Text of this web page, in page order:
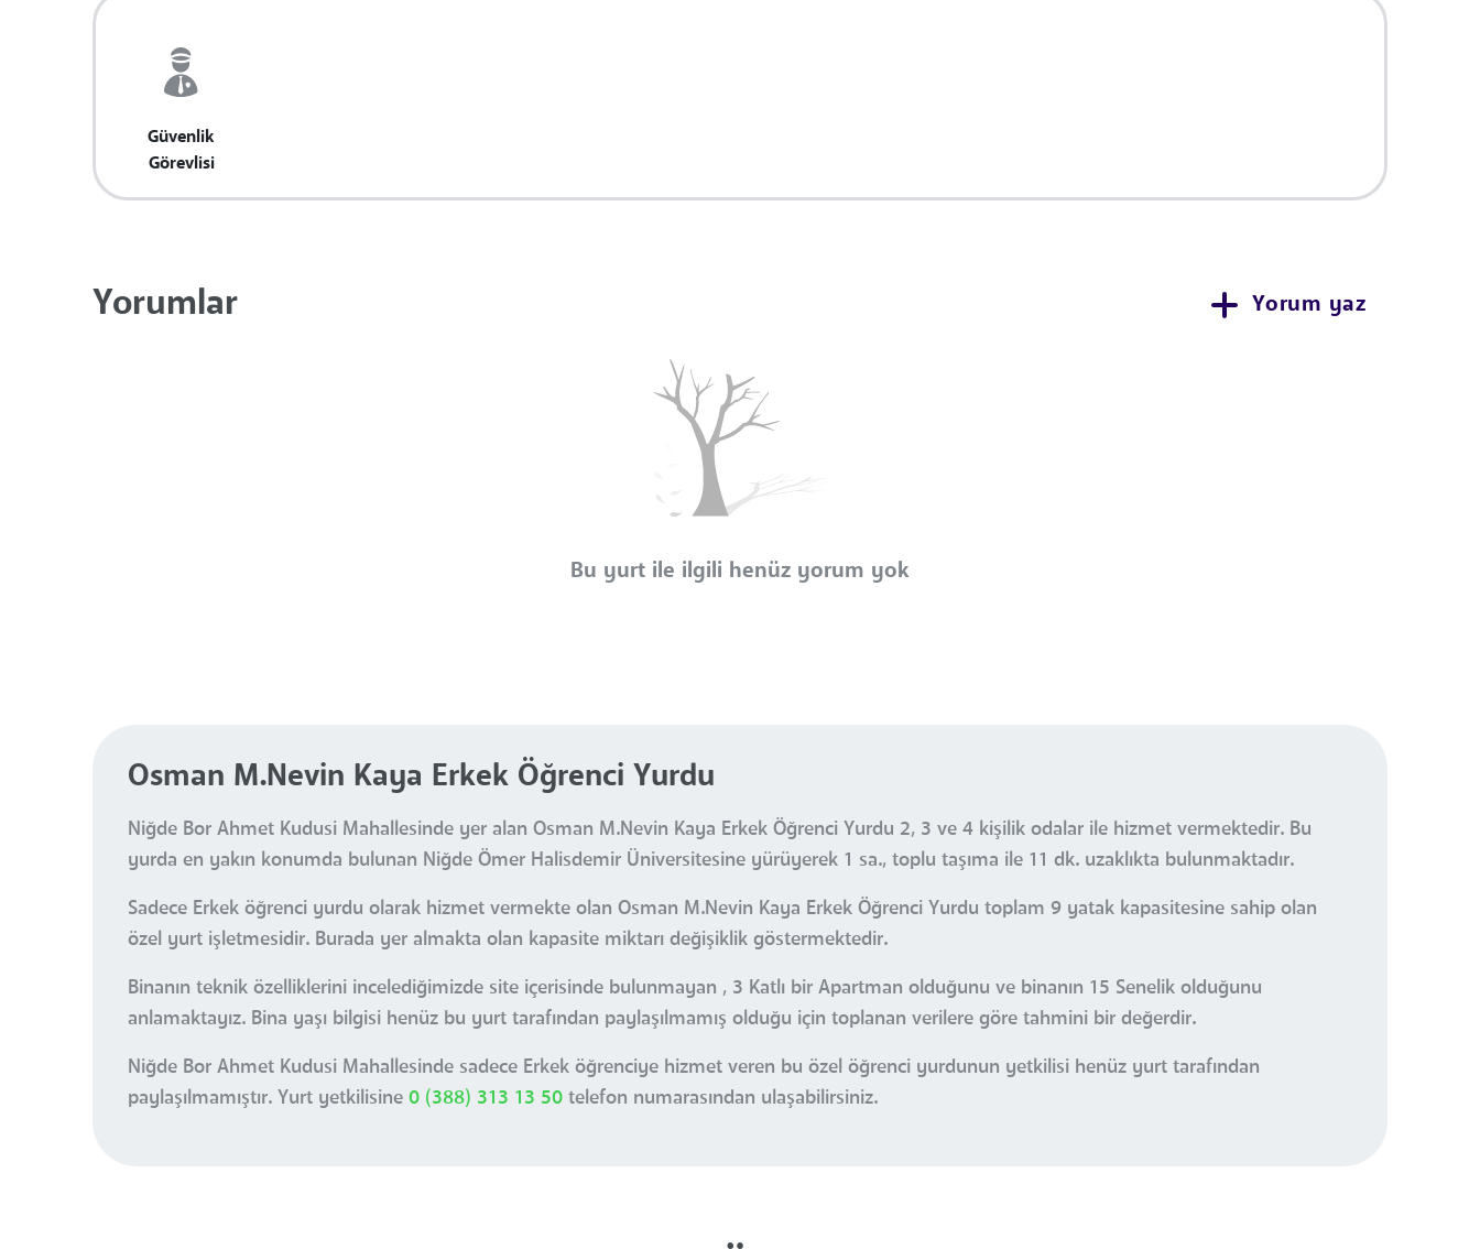
Güvenlik
Görevlisi
Yorumlar Yorum yaz
Bu yurt ile ilgili henüz yorum yok
Osman M.Nevin Kaya Erkek Öğrenci Yurdu
Niğde Bor Ahmet Kudusi Mahallesinde yer alan Osman M.Nevin Kaya Erkek Öğrenci Yurdu 2, 3 ve 4 kişilik odalar ile hizmet vermektedir. Bu
yurda en yakın konumda bulunan Niğde Ömer Halisdemir Üniversitesine yürüyerek 1 sa., toplu taşıma ile 11 dk. uzaklıkta bulunmaktadır.
Sadece Erkek öğrenci yurdu olarak hizmet vermekte olan Osman M.Nevin Kaya Erkek Öğrenci Yurdu toplam 9 yatak kapasitesine sahip olan
özel yurt işletmesidir. Burada yer almakta olan kapasite miktarı değişiklik göstermektedir.
Binanın teknik özelliklerini incelediğimizde site içerisinde bulunmayan , 3 Katlı bir Apartman olduğunu ve binanın 15 Senelik olduğunu
anlamaktayız. Bina yaşı bilgisi henüz bu yurt tarafından paylaşılmamış olduğu için toplanan verilere göre tahmini bir değerdir.
Niğde Bor Ahmet Kudusi Mahallesinde sadece Erkek öğrenciye hizmet veren bu özel öğrenci yurdunun yetkilisi henüz yurt tarafından
paylaşılmamıştır. Yurt yetkilisine 0 (388) 313 13 50 telefon numarasından ulaşabilirsiniz.